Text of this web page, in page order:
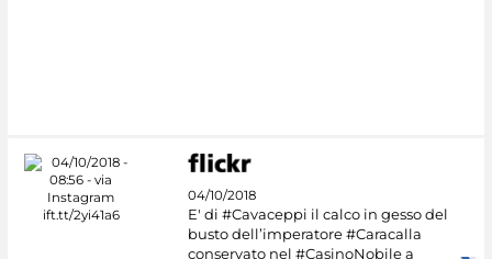
04/10/2018
E' di #Cavaceppi il calco in gesso del
busto dell’imperatore #Caracalla
conservato nel #CasinoNobile a